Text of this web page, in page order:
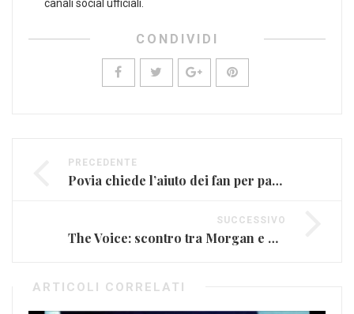
canali social ufficiali.
CONDIVIDI
PRECEDENTE
Povia chiede l’aiuto dei fan per pagare una multa!
SUCCESSIVO
The Voice: scontro tra Morgan e Gigi D’Alessio
ARTICOLI CORRELATI